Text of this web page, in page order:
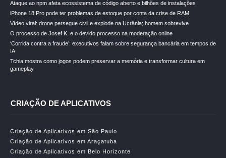
Ataque ao npm afeta ecossistema de código aberto e bilhões de instalações
iPhone 18 Pro pode ter problemas de estoque por conta da crise de RAM
Vídeo viral: drone persegue civil e explode na Ucrânia; homem sobrevive
O processo de Josef K. e o devido processo na moderação online
‘Corrida contra a fraude’: executivos falam sobre segurança bancária em tempos de
IA
Tchia mostra como jogos podem preservar a memória e transformar cultura em
gameplay
CRIAÇÃO DE APLICATIVOS
Criação de Aplicativos em São Paulo
Criação de Aplicativos em Araçatuba
Criação de Aplicativos em Belo Horizonte